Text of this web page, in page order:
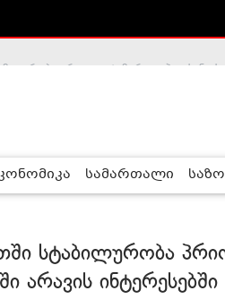
სამართალი
სტაბილურობა
არავის